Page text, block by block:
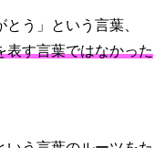
う」という言葉、
表す言葉ではなかった